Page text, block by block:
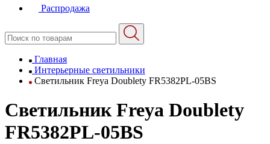
Распродажа
Главная
Интерьерные светильники
Светильник Freya Doublety FR5382PL-05BS
Светильник Freya Doublety
FR5382PL-05BS